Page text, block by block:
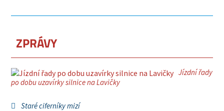
ZPRÁVY
Jízdní řady
po dobu uzavírky silnice na Lavičky
Staré ciferníky mizí